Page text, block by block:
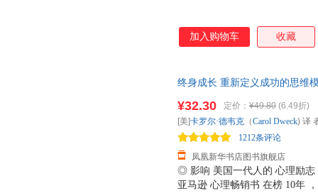
加入购物车 收藏
终身成长 重新定义成功的思维
◎ 影响 美国一代人的 心理励志
亚马逊 心理畅销书 在榜 10年
¥32.30 定价： ¥49.80 (6.49折)
凤凰新华书店图书旗舰店
1212条评论
[美]卡罗尔·德韦克 （Carol Dweck) 译